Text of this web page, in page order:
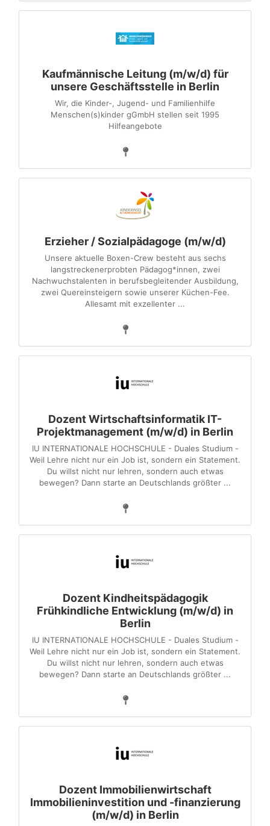
Kaufmännische Leitung (m/w/d) für
unsere Geschäftsstelle in Berlin
Wir, die Kinder-, Jugend- und Familienhilfe
Menschen(s)kinder gGmbH stellen seit 1995
Hilfeangebote
Erzieher / Sozialpädagoge (m/w/d)
Unsere aktuelle Boxen-Crew besteht aus sechs
langstreckenerprobten Pädagog*innen, zwei
Nachwuchstalenten in berufsbegleitender Ausbildung,
zwei Quereinsteigern sowie unserer Küchen-Fee.
Allesamt mit exzellenter ...
Dozent Wirtschaftsinformatik IT-
Projektmanagement (m/w/d) in Berlin
IU INTERNATIONALE HOCHSCHULE - Duales Studium -
Weil Lehre nicht nur ein Job ist, sondern ein Statement.
Du willst nicht nur lehren, sondern auch etwas
bewegen? Dann starte an Deutschlands größter ...
Dozent Kindheitspädagogik
Frühkindliche Entwicklung (m/w/d) in
Berlin
IU INTERNATIONALE HOCHSCHULE - Duales Studium -
Weil Lehre nicht nur ein Job ist, sondern ein Statement.
Du willst nicht nur lehren, sondern auch etwas
bewegen? Dann starte an Deutschlands größter ...
Dozent Immobilienwirtschaft
Immobilieninvestition und -finanzierung
(m/w/d) in Berlin